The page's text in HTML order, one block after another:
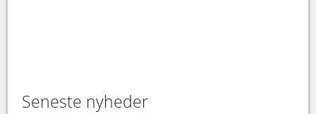
Seneste nyheder